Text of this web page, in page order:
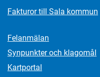
Fakturor till Sala kommun
Felanmälan
Synpunkter och klagomål
Kartportal